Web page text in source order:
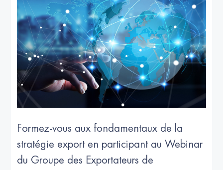
Formez-vous aux fondamentaux de la
stratégie export en participant au Webinar
du Groupe des Exportateurs de